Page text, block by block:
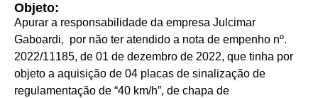
Objeto:
Apurar a responsabilidade da empresa Julcimar
Gaboardi, por não ter atendido a nota de empenho nº.
2022/11185, de 01 de dezembro de 2022, que tinha por
objeto a aquisição de 04 placas de sinalização de
regulamentação de “40 km/h”, de chapa de